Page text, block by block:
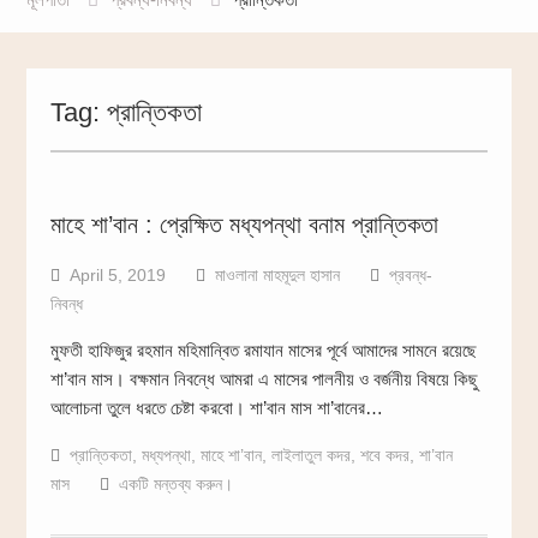
Tag: প্রান্তিকতা
মাহে শা’বান : প্রেক্ষিত মধ্যপন্থা বনাম প্রান্তিকতা
April 5, 2019 মাওলানা মাহমূদুল হাসান
প্রবন্ধ-
নিবন্ধ
মুফতী হাফিজুর রহমান মহিমান্বিত রমাযান মাসের পূর্বে আমাদের সামনে রয়েছে
শা’বান মাস। বক্ষমান নিবন্ধে আমরা এ মাসের পালনীয় ও বর্জনীয় বিষয়ে কিছু
আলোচনা তুলে ধরতে চেষ্টা করবো। শা’বান মাস শা’বানের…
প্রান্তিকতা, মধ্যপন্থা, মাহে শা’বান, লাইলাতুল কদর, শবে কদর, শা’বান
মাস
একটি মন্তব্য করুন।